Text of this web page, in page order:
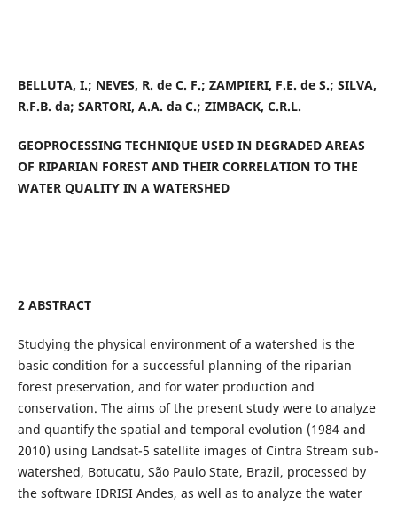
BELLUTA, I.; NEVES, R. de C. F.; ZAMPIERI, F.E. de S.; SILVA,
R.F.B. da; SARTORI, A.A. da C.; ZIMBACK, C.R.L.
GEOPROCESSING TECHNIQUE USED IN DEGRADED AREAS
OF RIPARIAN FOREST AND THEIR CORRELATION TO THE
WATER QUALITY IN A WATERSHED
2 ABSTRACT
Studying the physical environment of a watershed is the
basic condition for a successful planning of the riparian
forest preservation, and for water production and
conservation. The aims of the present study were to analyze
and quantify the spatial and temporal evolution (1984 and
2010) using Landsat-5 satellite images of Cintra Stream sub-
watershed, Botucatu, São Paulo State, Brazil, processed by
the software IDRISI Andes, as well as to analyze the water